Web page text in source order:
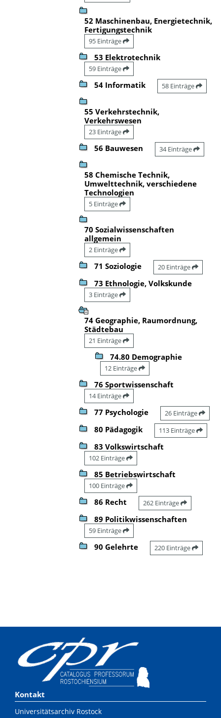
52 Maschinenbau, Energietechnik,
Fertigungstechnik
95 Einträge
53 Elektrotechnik
59 Einträge
54 Informatik 58 Einträge
55 Verkehrstechnik,
Verkehrswesen
23 Einträge
56 Bauwesen 34 Einträge
58 Chemische Technik,
Umwelttechnik, verschiedene
Technologien
5 Einträge
70 Sozialwissenschaften
allgemein
2 Einträge
71 Soziologie 20 Einträge
73 Ethnologie, Volkskunde
3 Einträge
74 Geographie, Raumordnung,
Städtebau
21 Einträge
74.80 Demographie
12 Einträge
76 Sportwissenschaft
14 Einträge
77 Psychologie 26 Einträge
80 Pädagogik 113 Einträge
83 Volkswirtschaft
102 Einträge
85 Betriebswirtschaft
100 Einträge
86 Recht 262 Einträge
89 Politikwissenschaften
59 Einträge
90 Gelehrte 220 Einträge
Kontakt
Universitätsarchiv Rostock